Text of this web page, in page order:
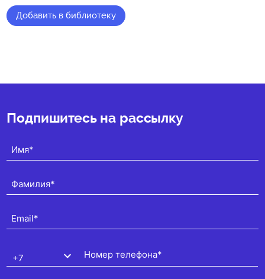
Добавить в библиотеку
Подпишитесь на рассылку